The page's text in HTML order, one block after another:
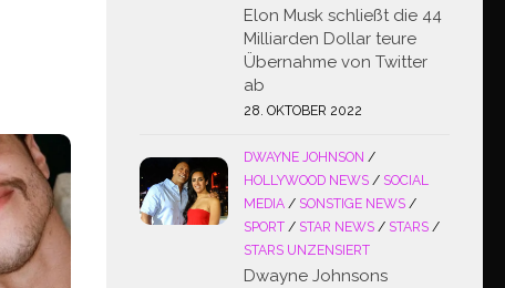
Elon Musk schließt die 44
Milliarden Dollar teure
Übernahme von Twitter
ab
28. OKTOBER 2022
DWAYNE JOHNSON /
HOLLYWOOD NEWS / SOCIAL
MEDIA / SONSTIGE NEWS /
SPORT / STAR NEWS / STARS /
STARS UNZENSIERT
Dwayne Johnsons